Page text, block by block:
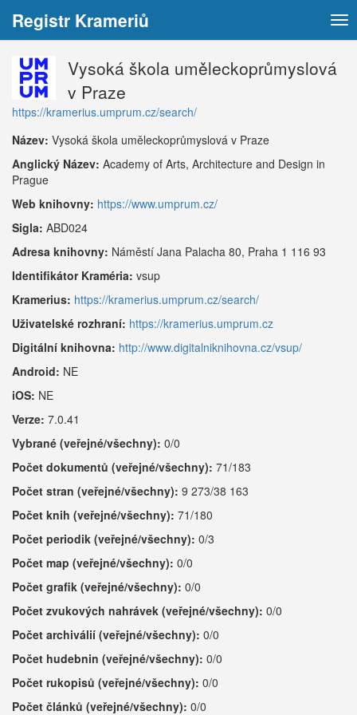
Registr Krameriů
Vysoká škola uměleckoprůmyslová
v Praze
https://kramerius.umprum.cz/search/
Název: Vysoká škola uměleckoprůmyslová v Praze
Anglický Název: Academy of Arts, Architecture and Design in
Prague
Web knihovny: https://www.umprum.cz/
Sigla: ABD024
Adresa knihovny: Náměstí Jana Palacha 80, Praha 1 116 93
Identifikátor Kraméria: vsup
Kramerius: https://kramerius.umprum.cz/search/
Uživatelské rozhraní: https://kramerius.umprum.cz
Digitální knihovna: http://www.digitalniknihovna.cz/vsup/
Android: NE
iOS: NE
Verze: 7.0.41
Vybrané (veřejné/všechny): 0/0
Počet dokumentů (veřejné/všechny): 71/183
Počet stran (veřejné/všechny): 9 273/38 163
Počet knih (veřejné/všechny): 71/180
Počet periodik (veřejné/všechny): 0/3
Počet map (veřejné/všechny): 0/0
Počet grafik (veřejné/všechny): 0/0
Počet zvukových nahrávek (veřejné/všechny): 0/0
Počet archiválií (veřejné/všechny): 0/0
Počet hudebnin (veřejné/všechny): 0/0
Počet rukopisů (veřejné/všechny): 0/0
Počet článků (veřejné/všechny): 0/0